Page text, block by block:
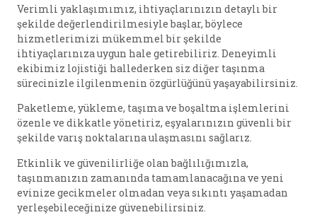
Verimli yaklaşımımız, ihtiyaçlarınızın detaylı bir
şekilde değerlendirilmesiyle başlar, böylece
hizmetlerimizi mükemmel bir şekilde
ihtiyaçlarınıza uygun hale getirebiliriz. Deneyimli
ekibimiz lojistiği hallederken siz diğer taşınma
sürecinizle ilgilenmenin özgürlüğünü yaşayabilirsiniz.
Paketleme, yükleme, taşıma ve boşaltma işlemlerini
özenle ve dikkatle yönetiriz, eşyalarınızın güvenli bir
şekilde varış noktalarına ulaşmasını sağlarız.
Etkinlik ve güvenilirliğe olan bağlılığımızla,
taşınmanızın zamanında tamamlanacağına ve yeni
evinize gecikmeler olmadan veya sıkıntı yaşamadan
yerleşebileceğinize güvenebilirsiniz.